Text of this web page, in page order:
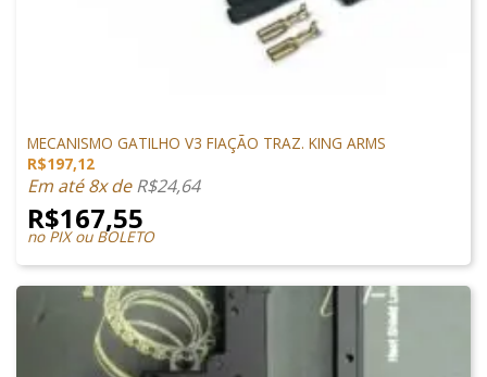
MECANISMO GATILHO V3 FIAÇÃO TRAZ. KING ARMS
R$197,12
Em até 8x deR$24,64
R$167,55
no PIX ou BOLETO